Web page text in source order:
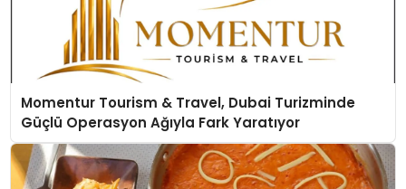
Momentur Tourism & Travel, Dubai Turizminde
Güçlü Operasyon Ağıyla Fark Yaratıyor